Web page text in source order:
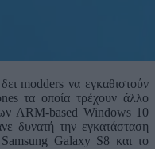
modders να εγκαθιστούν
τα οποία τρέχουν άλλο
ARM-based Windows 10
δυνατή την εγκατάσταση
Galaxy S8 και το